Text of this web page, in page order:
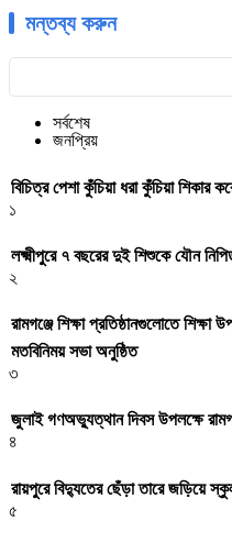
মন্তব্য করুন
সর্বশেষ
জনপ্রিয়
বিচিত্র পেশা কুঁচিয়া ধরা কুঁচিয়া শিকার
১
লক্ষ্মীপুরে ৭ বছরের দুই শিশুকে যৌন
২
রামগঞ্জে শিক্ষা প্রতিষ্ঠানগুলোতে
মতবিনিময় সভা অনুষ্ঠিত
৩
জুলাই গণঅভ্যুত্থান দিবস উপলক্ষে
৪
রায়পুরে বিদ্যুতের ছেঁড়া তারে জড়িয়ে
৫